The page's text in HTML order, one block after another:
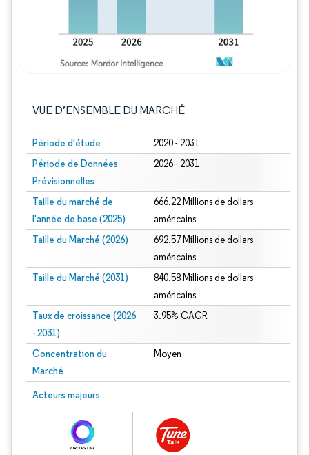
VUE D’ENSEMBLE DU MARCHÉ
Période d'étude 2020 - 2031
Période de Données
Prévisionnelles
2026 - 2031
Taille du marché de
l'année de base (2025)
666.22 Millions de dollars
américains
Taille du Marché (2026)
692.57 Millions de dollars
américains
Taille du Marché (2031)
840.58 Millions de dollars
américains
Taux de croissance (2026
- 2031)
3.95% CAGR
Concentration du
Marché
Moyen
Acteurs majeurs
Image © Mordor Intelligence. La réutilisation nécessite une attribution sous CC